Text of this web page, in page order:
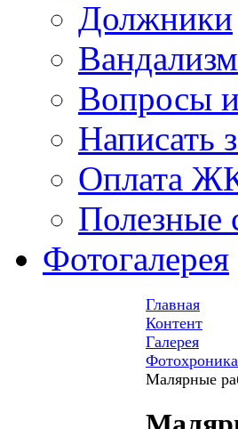
Должники
Вандализм
Вопросы
Написать
Оплата
Полезные
Фотогалерея
Главная
Контент
Галерея
Малярные